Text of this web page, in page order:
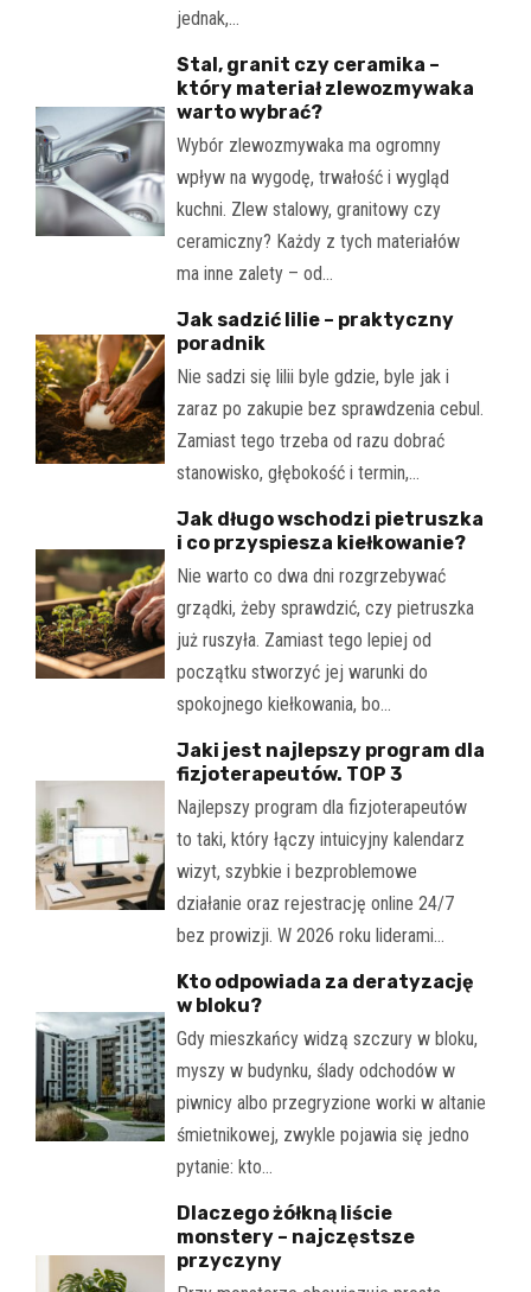
jednak,…
Stal, granit czy ceramika –
który materiał zlewozmywaka
warto wybrać?
Wybór zlewozmywaka ma ogromny
wpływ na wygodę, trwałość i wygląd
kuchni. Zlew stalowy, granitowy czy
ceramiczny? Każdy z tych materiałów
ma inne zalety – od…
Jak sadzić lilie – praktyczny
poradnik
Nie sadzi się lilii byle gdzie, byle jak i
zaraz po zakupie bez sprawdzenia cebul.
Zamiast tego trzeba od razu dobrać
stanowisko, głębokość i termin,…
Jak długo wschodzi pietruszka
i co przyspiesza kiełkowanie?
Nie warto co dwa dni rozgrzebywać
grządki, żeby sprawdzić, czy pietruszka
już ruszyła. Zamiast tego lepiej od
początku stworzyć jej warunki do
spokojnego kiełkowania, bo…
Jaki jest najlepszy program dla
fizjoterapeutów. TOP 3
Najlepszy program dla fizjoterapeutów
to taki, który łączy intuicyjny kalendarz
wizyt, szybkie i bezproblemowe
działanie oraz rejestrację online 24/7
bez prowizji. W 2026 roku liderami…
Kto odpowiada za deratyzację
w bloku?
Gdy mieszkańcy widzą szczury w bloku,
myszy w budynku, ślady odchodów w
piwnicy albo przegryzione worki w altanie
śmietnikowej, zwykle pojawia się jedno
pytanie: kto…
Dlaczego żółkną liście
monstery – najczęstsze
przyczyny